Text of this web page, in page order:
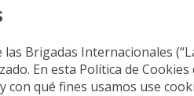
las Brigadas Internacionales
En esta Política de
con qué fines usamos use